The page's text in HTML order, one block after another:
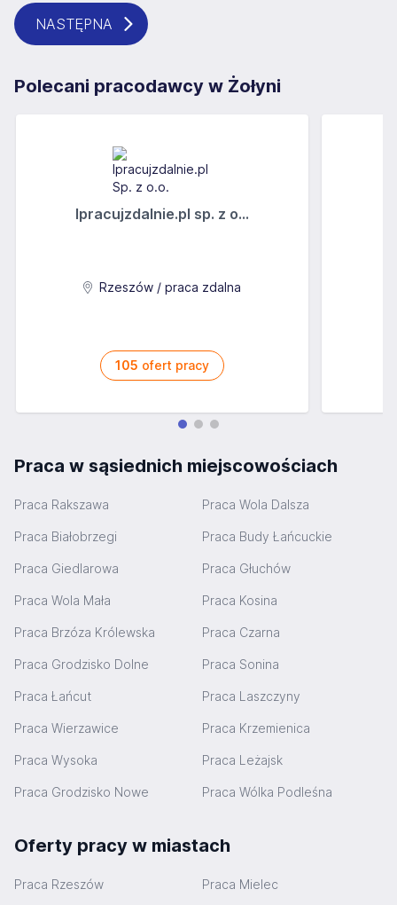
NASTĘPNA
Polecani pracodawcy w Żołyni
Ipracujzdalnie.pl sp. z o...
Rzeszów / praca zdalna
105 ofert pracy
Praca w sąsiednich miejscowościach
Praca Rakszawa Praca Wola Dalsza
Praca Białobrzegi Praca Budy Łańcuckie
Praca Giedlarowa Praca Głuchów
Praca Wola Mała Praca Kosina
Praca Brzóza Królewska Praca Czarna
Praca Grodzisko Dolne Praca Sonina
Praca Łańcut Praca Laszczyny
Praca Wierzawice Praca Krzemienica
Praca Wysoka Praca Leżajsk
Praca Grodzisko Nowe Praca Wólka Podleśna
Oferty pracy w miastach
Praca Rzeszów Praca Mielec